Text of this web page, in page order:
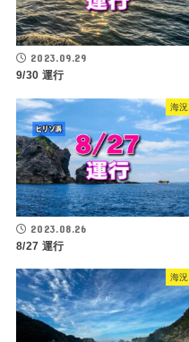
2023.09.29
9/30 運行
海況
2023.08.26
8/27 運行
海況